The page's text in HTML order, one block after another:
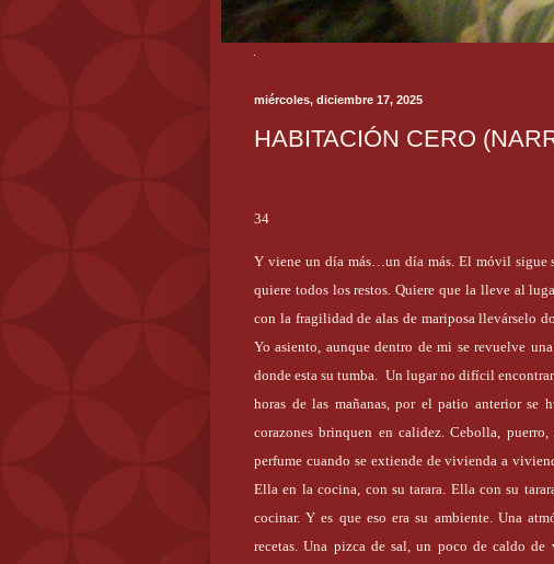
miércoles, diciembre 17, 2025
HABITACIÓN CERO
34
Y viene un día más…un día más. El móvil sigue
quiere todos los restos. Quiere que la lleve al
con la fragilidad de alas de mariposa llevárselo
Yo asiento, aunque dentro de mi se revuelve
donde esta su tumba. Un lugar no difícil
horas de las mañanas, por el patio anterior se
corazones brinquen en calidez. Cebolla,
perfume cuando se extiende de vivienda a
Ella en la cocina, con su tarara. Ella con su
cocinar. Y es que eso era su ambiente. Una
recetas. Una pizca de sal, un poco de caldo